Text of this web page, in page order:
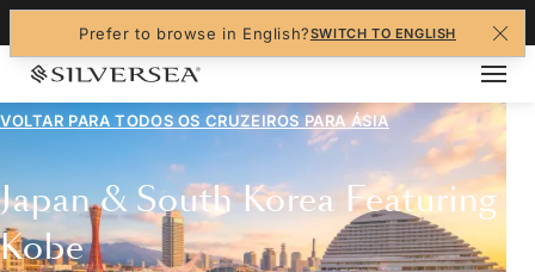
Prefer to browse in English?SWITCH TO ENGLISH
VOLTAR PARA TODOS OS CRUZEIROS PARAÁSIA
Japan & South Korea Featuring
Kobe